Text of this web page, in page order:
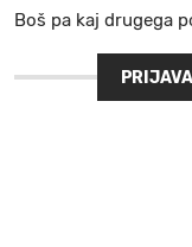
Boš pa kaj drugega
PRIJAVA